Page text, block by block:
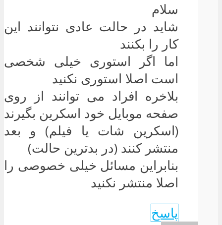
سلام
شاید در حالت عادی نتوانند این
کار را بکنند
اما اگر استوری خیلی شخصی
است اصلا استوری نکنید
بلاخره افراد می توانند از روی
صفحه موبایل خود اسکرین بگیرند
(اسکرین شات یا فیلم) و بعد
منتشر کنند (در بدترین حالت)
بنابراین مسائل خیلی خصوصی را
اصلا منتشر نکنید
پاسخ